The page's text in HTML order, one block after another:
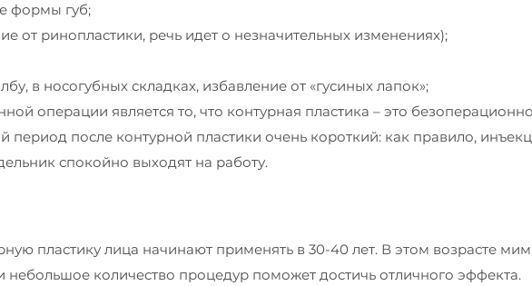
формы губ;
от ринопластики, речь идет о незначительных изменениях);
в носогубных складках, избавление от «гусиных лапок»;
операции является то, что контурная пластика – это
период после контурной пластики очень короткий: как правило,
спокойно выходят на работу.
пластику лица начинают применять в 30-40 лет. В этом возрасте
количество процедур поможет достичь отличного эффекта.